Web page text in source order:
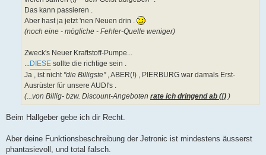
Das kann passieren .
Aber hast ja jetzt 'nen Neuen drin .
(noch eine - mögliche - Fehler-Quelle weniger)
Zweck's Neuer Kraftstoff-Pumpe...
...DIESE sollte die richtige sein .
Ja , ist nicht "die Billigste", ABER(!) , PIERBURG war damals Erst-
Ausrüster für unsere AUDI's .
(...von Billig- bzw. Discount-Angeboten rate ich dringend ab (!) )
Beim Hallgeber gebe ich dir Recht.
Aber deine Funktionsbeschreibung der Jetronic ist mindestens äusserst
phantasievoll, und total falsch.